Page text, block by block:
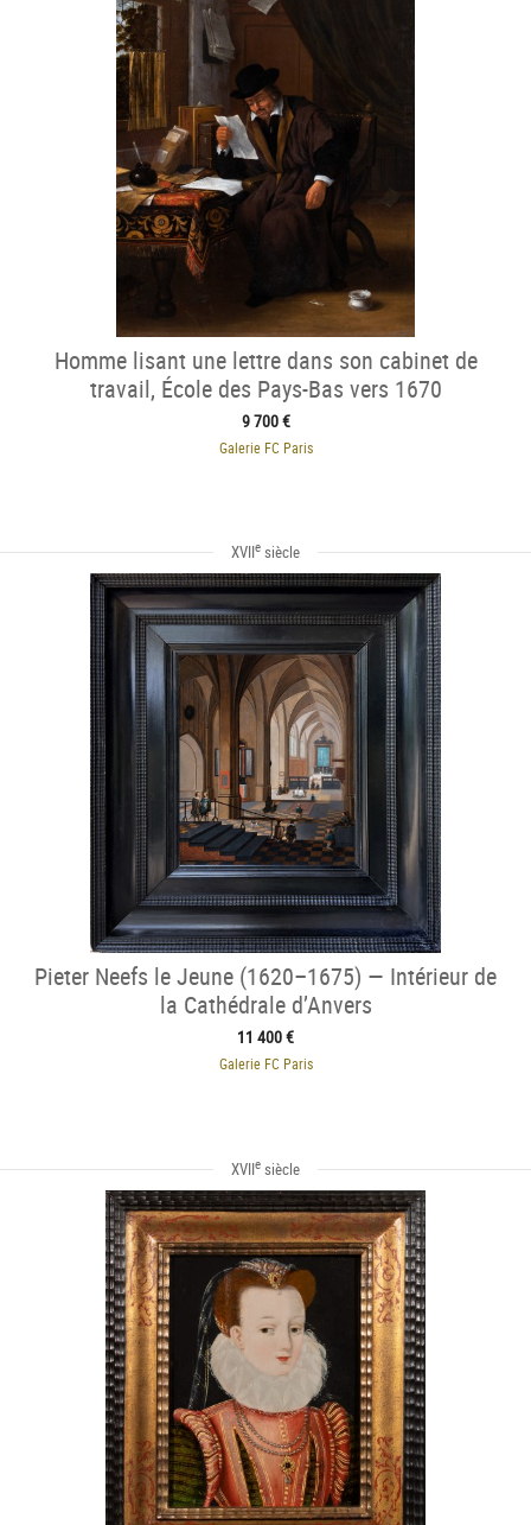
Homme lisant une lettre dans son cabinet de
travail, École des Pays-Bas vers 1670
9 700 €
Galerie FC Paris
XVIIe siècle
Pieter Neefs le Jeune (1620–1675) — Intérieur de
la Cathédrale d’Anvers
11 400 €
Galerie FC Paris
XVIIe siècle